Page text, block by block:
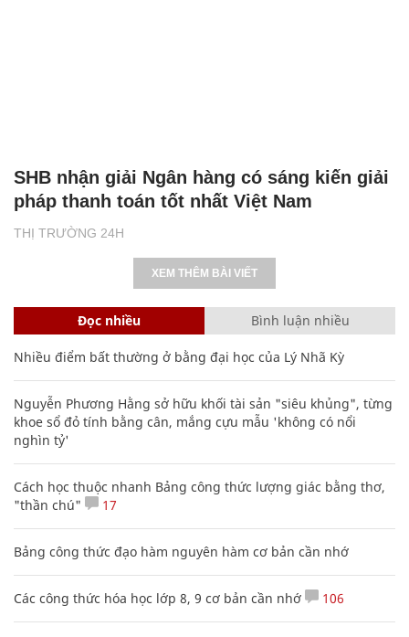
THỊ TRƯỜNG 24H
SHB nhận giải Ngân hàng có sáng kiến giải
pháp thanh toán tốt nhất Việt Nam
XEM THÊM BÀI VIẾT
Đọc nhiều Bình luận nhiều
Nhiều điểm bất thường ở bằng đại học của Lý Nhã Kỳ
Nguyễn Phương Hằng sở hữu khối tài sản "siêu khủng", từng
khoe sổ đỏ tính bằng cân, mắng cựu mẫu 'không có nổi
nghìn tỷ'
Cách học thuộc nhanh Bảng công thức lượng giác bằng thơ,
"thần chú"
17
Bảng công thức đạo hàm nguyên hàm cơ bản cần nhớ
Các công thức hóa học lớp 8, 9 cơ bản cần nhớ 106